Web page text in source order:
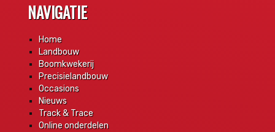
NAVIGATIE
Home
Landbouw
Boomkwekerij
Precisielandbouw
Occasions
Nieuws
Track & Trace
Online onderdelen